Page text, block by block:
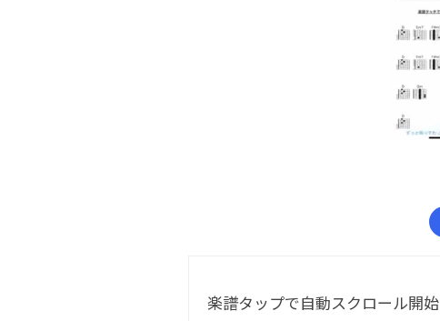
楽譜タップで自動スクロール開始